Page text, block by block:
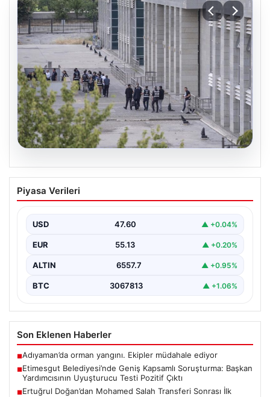
05.08.2026
Etimesgut Belediyesi’nde Geniş
Kapsamlı Soruşturma: Başkan
Çıktı
Ankara’nın Etimesgut ilçesinde bulunan belediyeye
yönelik yürütülen kapsamlı soruşturma kapsamında
Piyasa Verileri
USD 47.60 ▲ +0.04%
EUR 55.13 ▲ +0.20%
ALTIN 6557.7 ▲ +0.95%
BTC 3067813 ▲ +1.06%
Son Eklenen Haberler
■Adıyaman’da orman yangını. Ekipler müdahale ediyor
■Etimesgut Belediyesi’nde Geniş Kapsamlı Soruşturma: Başkan
Yardımcısının Uyuşturucu Testi Pozitif Çıktı
■Ertuğrul Doğan’dan Mohamed Salah Transferi Sonrası İlk